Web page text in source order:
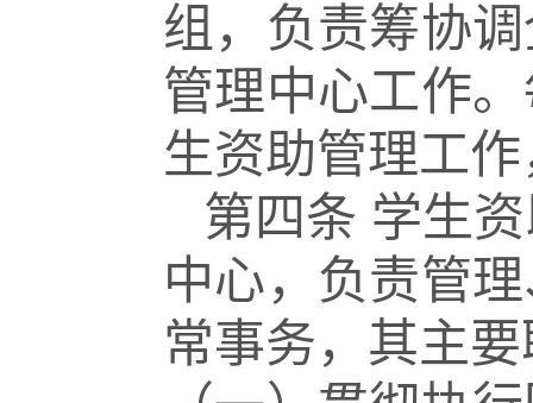
组，负责筹协
管理中心工作
生资助管理工
第四条 学生
中心，负责管
常事务，其主